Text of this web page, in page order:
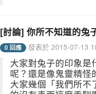
[討論] 你所不知道的兔
0 回應 發表於 2015-07-13
大家對兔子的印象是
呢？還是像鬼靈精怪
大家幾個「我們所不